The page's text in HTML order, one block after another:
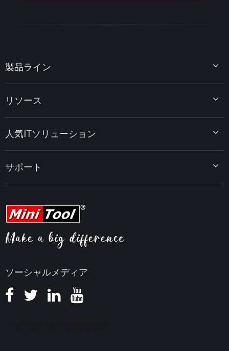
ソーシャルメディア
製品ライン
MiniTool Power Data Recovery
MiniTool PDF Editor
MiniTool MovieMaker
MiniTool uTube Downloader
リソース
データ復元ヒント
PDF編集ヒント
動画編集ヒント
ビデオ変換ヒント
画面録画ヒント
知識ベース
人気ITソリューション
MiniTool ニュースセンター
サポート
ヘルプ